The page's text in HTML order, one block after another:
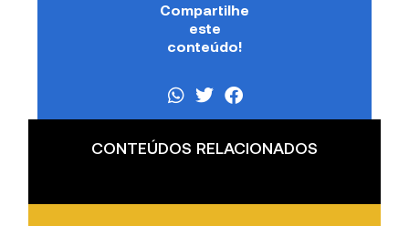
Compartilhe
este
conteúdo!
CONTEÚDOS RELACIONADOS